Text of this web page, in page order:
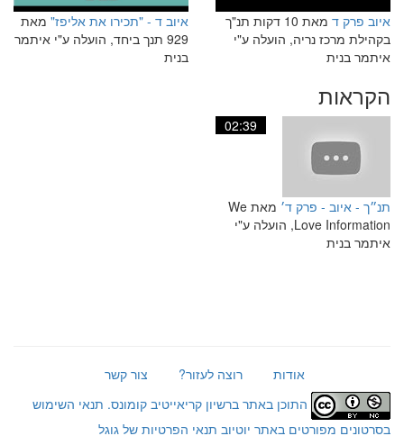
איוב פרק ד
מאת 10 דקות תנ"ך
בקהילת מרכז נריה, הועלה ע"י
איתמר בנית
איוב ד - "תכירו את אליפז" מאת
929 תנך ביחד, הועלה ע"י איתמר
בנית
הקראות
02:39
תנ״ך - איוב - פרק ד׳
מאת We
Love Information, הועלה ע"י
איתמר בנית
אודות רוצה לעזור?
צור קשר
התוכן באתר ברשיון קריאייטיב קומונס. תנאי השימוש
בסרטונים מפורטים באתר יוטיוב תנאי הפרטיות של גוגל